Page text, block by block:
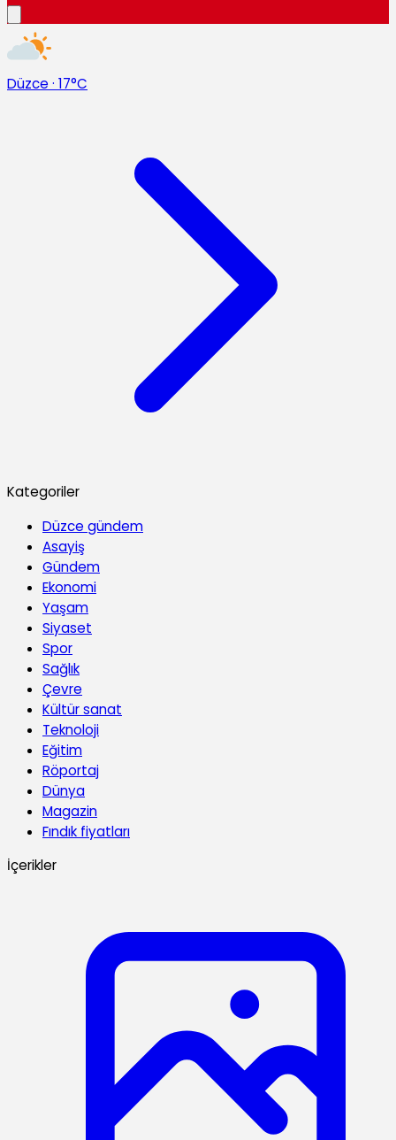
Düzce · 17°C
Kategoriler
Düzce gündem
Asayiş
Gündem
Ekonomi
Yaşam
Siyaset
Spor
Sağlık
Çevre
Kültür sanat
Teknoloji
Eğitim
Röportaj
Dünya
Magazin
Fındık fiyatları
İçerikler